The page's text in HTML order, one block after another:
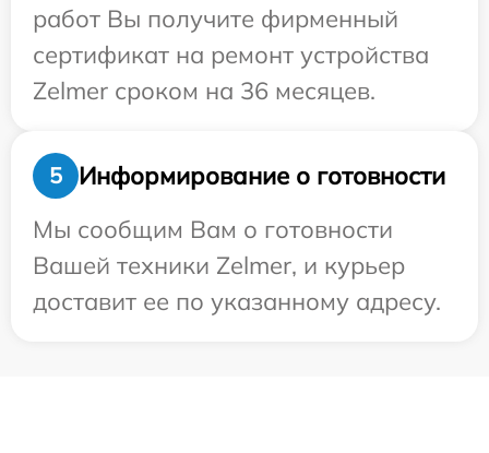
работ Вы получите фирменный
сертификат на ремонт устройства
Zelmer сроком на 36 месяцев.
5
Информирование о готовности
Мы сообщим Вам о готовности
Вашей техники Zelmer, и курьер
доставит ее по указанному адресу.